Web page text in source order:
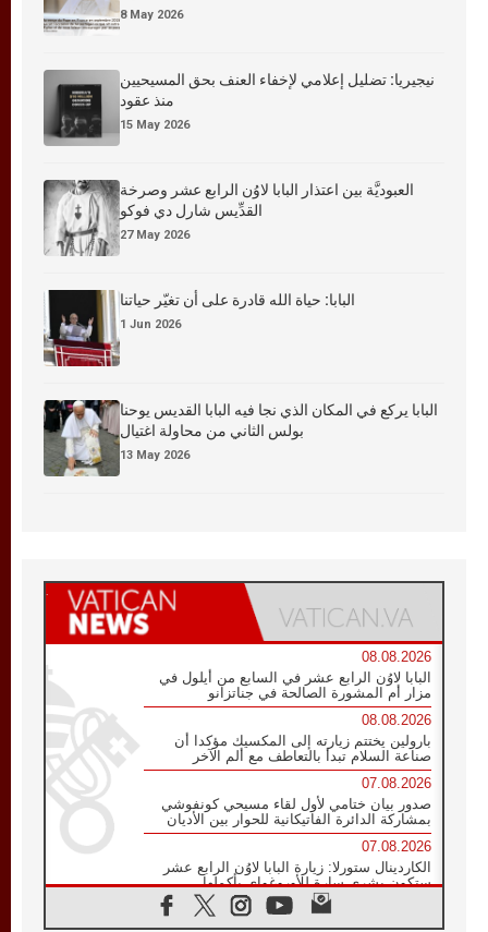
8 May 2026
نيجيريا: تضليل إعلامي لإخفاء العنف بحق المسيحيين
منذ عقود
15 May 2026
العبوديَّة بين اعتذار البابا لاوُن الرابع عشر وصرخة
القدِّيس شارل دي فوكو
27 May 2026
البابا: حياة الله قادرة على أن تغيّر حياتنا
1 Jun 2026
البابا يركع في المكان الذي نجا فيه البابا القديس يوحنا
بولس الثاني من محاولة اغتيال
13 May 2026
08.08.2026
البابا لاوُن الرابع عشر في السابع من أيلول في
مزار أم المشورة الصالحة في جناتزانو
08.08.2026
بارولين يختتم زيارته إلى المكسيك مؤكدا أن
صناعة السلام تبدأ بالتعاطف مع ألم الآخر
07.08.2026
صدور بيان ختامي لأول لقاء مسيحي كونفوشي
بمشاركة الدائرة الفاتيكانية للحوار بين الأديان
07.08.2026
الكاردينال ستورلا: زيارة البابا لاوُن الرابع عشر
ستكون بشرى سارة للأوروغواي بأكملها